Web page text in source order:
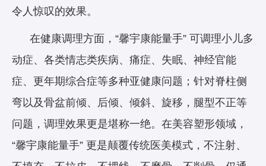
令人惊叹的效果。
在健康调理方面，“馨宇康能量手” 可调理小儿多
动症、各类情志类疾病、痛症、失眠、神经官能
症、更年期综合症等多种亚健康问题；针对脊柱侧
弯以及骨盆前倾、后倾、倾斜、旋移，腿型不正等
问题，调理效果更是堪称一绝。在美容塑形领域，
“馨宇康能量手” 更是颠覆传统医美模式，不注射、